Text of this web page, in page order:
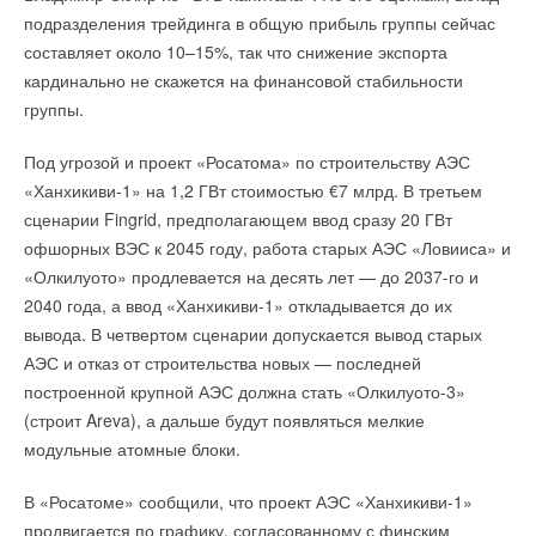
подразделения трейдинга в общую прибыль группы сейчас
составляет около 10–15%, так что снижение экспорта
кардинально не скажется на финансовой стабильности
группы.
Под угрозой и проект «Росатома» по строительству АЭС
«Ханхикиви-1» на 1,2 ГВт стоимостью €7 млрд. В третьем
сценарии Fingrid, предполагающем ввод сразу 20 ГВт
офшорных ВЭС к 2045 году, работа старых АЭС «Ловииса» и
«Олкилуото» продлевается на десять лет — до 2037-го и
2040 года, а ввод «Ханхикиви-1» откладывается до их
вывода. В четвертом сценарии допускается вывод старых
АЭС и отказ от строительства новых — последней
построенной крупной АЭС должна стать «Олкилуото-3»
(строит Areva), а дальше будут появляться мелкие
модульные атомные блоки.
В «Росатоме» сообщили, что проект АЭС «Ханхикиви-1»
продвигается по графику, согласованному с финским
подзаряжаться две машины (в испытаниях приняли участие
два Renault Kangoo), которые едут по разным полосам.
ряду погружных насосов Flygt мощностью от 1,2 до 135 кВт.
Особенности системы Flygt Pareo
Автоматический контроль направления вращения
рабочего колеса
Продвинутая защита двигателя (по току, от асимметрии
фаз, от перегрева, по напряжению)
Ведение журнала данных
Возможность интеграции в существующую систему
SCADA
Современные средства связи для контроля работы
насоса 24/7 из любой точки мира, в том числе через
приложение для смартфона
Преимущества системы Flygt Pareo
Снижение износа насоса на 7
Уменьшение стоимость обслуживания насосного
оборудования
Схема № 48. CO2. Обвязка воздухоохладителя при насосной
подаче
Схема № 49. CO2. Малая бустерная холодильная машина
Каталог «Стандартные холодильные машины 2021»
Читайте по теме:
→
Danfoss построила жилую лабораторию с платиновой
сертификацией DGNB в Дании
НОВОСТИ СОК 5 АВГУСТА 2025
→
Danfoss открыл масштабный научно-исследовательский
центр в Китае
НОВОСТИ СОК 22 МАЯ 2023
→
Danfoss переводит региональные центры на единый
телефонный номер
НОВОСТИ СОК 30 ИЮЛЯ 2026
→
текущем году
НОВОСТИ СОК 27 ИЮЛЯ 2026
→
В Дагестане ввели вторую очередь крупнейшей в России
ветроэлектростанции
НОВОСТИ СОК 23 ИЮЛЯ 2026
LONGi вновь установила мировой рекорд
эффективности тандемных солнечных элементов —
35,5%
НОВОСТИ СОК 22 ИЮЛЯ 2026
→
Германия подключила более 1 ГВт морской
ветроэнергетики за полгода
НОВОСТИ СОК 22 ИЮЛЯ 2026
Комментарии